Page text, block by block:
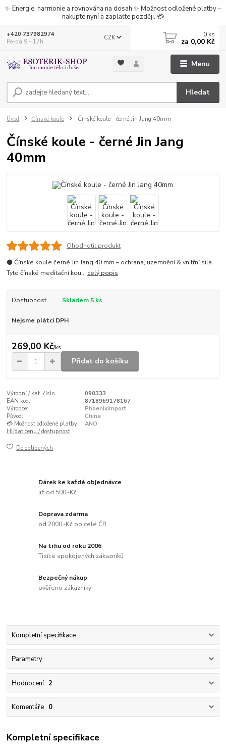
✨ Energie, harmonie a rovnováha na dosah ✨ Možnost odložené platby –
nakupte nyní a zaplaťte později. 💳
Menu
CZK
Hledat
+420 737982974
Po-pá 9 - 17h
0 ks
za 0,00 Kč
Úvod Čínské koule Čínské koule - černé Jin Jang 40mm
Čínské koule - černé Jin Jang
40mm
Ohodnotit produkt
⚫ Čínské koule černé Jin Jang 40 mm – ochrana, uzemnění & vnitřní síla
Tyto čínské meditační kou... celý popis
Dostupnost Skladem 5 ks
Nejsme plátci DPH
269,00 Kč/ks
Přidat do košíku
Výrobní / kat. číslo
090333
EAN kód:
8718969178167
Výrobce:
Phoeniximport
Původ:
China
💳 Možnost odložené platby:
ANO
Hlídat cenu / dostupnost
Do oblíbených
Dárek ke každé objednávce
již od 500,-Kč
Doprava zdarma
od 2000,-Kč po celé ČR
Na trhu od roku 2006
Tisíce spokojených zákazníků
Bezpečný nákup
ověřeno zákazníky
Kompletní specifikace
Parametry
Hodnocení 2
Komentáře 0
Kompletní specifikace